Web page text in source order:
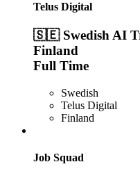
Telus Digital
🇸🇪 Swedish AI
Finland
Full Time
Swedish
Telus Digital
Finland
Job Squad